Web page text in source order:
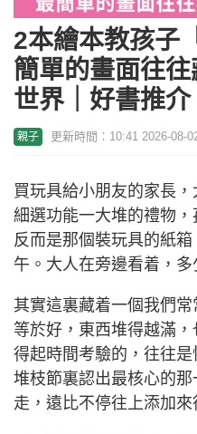
2本繪本教孩子
簡單的畫面往
世界｜好書推介
親子 更新時間：10:41 2026-08-
買玩具給小朋友的家長
細選功能一大堆的禮物，
反而是那個裝玩具的紙
午。大人在旁邊看着，多
其實這裏藏着一個我們
等於好，東西堆得越滿
得起時間考驗的，往往
堆枝節裏認出最核心的
走，遠比不停往上添加來